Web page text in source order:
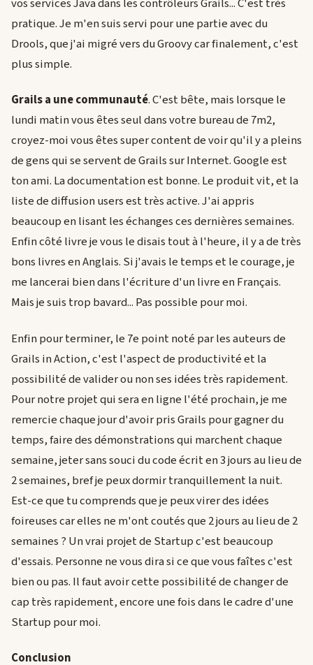
pratique. Je m'en suis servi pour une partie avec du
Drools, que j'ai migré vers du Groovy car finalement, c'est
plus simple.
Grails a une communauté. C'est bête, mais lorsque le
lundi matin vous êtes seul dans votre bureau de 7m2,
croyez-moi vous êtes super content de voir qu'il y a pleins
de gens qui se servent de Grails sur Internet. Google est
ton ami. La documentation est bonne. Le produit vit, et la
liste de diffusion users est très active. J'ai appris
beaucoup en lisant les échanges ces dernières semaines.
Enfin côté livre je vous le disais tout à l'heure, il y a de très
bons livres en Anglais. Si j'avais le temps et le courage, je
me lancerai bien dans l'écriture d'un livre en Français.
Mais je suis trop bavard... Pas possible pour moi.
Enfin pour terminer, le 7e point noté par les auteurs de
Grails in Action, c'est l'aspect de productivité et la
possibilité de valider ou non ses idées très rapidement.
Pour notre projet qui sera en ligne l'été prochain, je me
remercie chaque jour d'avoir pris Grails pour gagner du
temps, faire des démonstrations qui marchent chaque
semaine, jeter sans souci du code écrit en 3 jours au lieu de
2 semaines, bref je peux dormir tranquillement la nuit.
Est-ce que tu comprends que je peux virer des idées
foireuses car elles ne m'ont coutés que 2 jours au lieu de 2
semaines ? Un vrai projet de Startup c'est beaucoup
d'essais. Personne ne vous dira si ce que vous faîtes c'est
bien ou pas. Il faut avoir cette possibilité de changer de
cap très rapidement, encore une fois dans le cadre d'une
Startup pour moi.
Conclusion